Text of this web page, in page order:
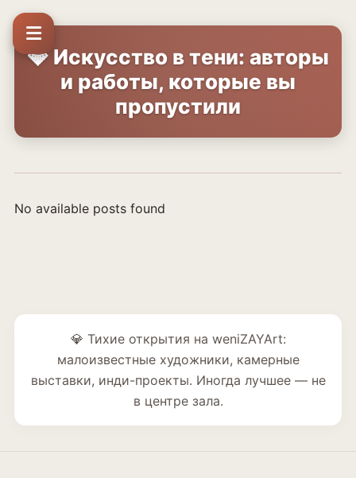
💎 Искусство в тени: авторы
и работы, которые вы
пропустили
No available posts found
💎 Тихие открытия на weniZAYArt:
малоизвестные художники, камерные
выставки, инди-проекты. Иногда лучшее — не
в центре зала.